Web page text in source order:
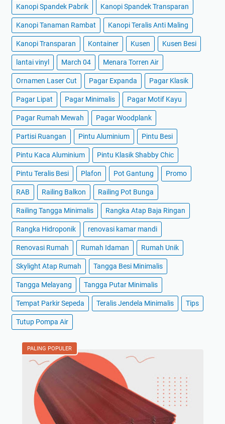
Kanopi Spandek Pabrik Kanopi Spandek Transparan
Kanopi Tanaman Rambat Kanopi Teralis Anti Maling
Kanopi Transparan Kontainer Kusen Kusen Besi
lantai vinyl March 04 Menara Torren Air
Ornamen Laser Cut Pagar Expanda Pagar Klasik
Pagar Lipat Pagar Minimalis Pagar Motif Kayu
Pagar Rumah Mewah Pagar Woodplank
Partisi Ruangan Pintu Aluminium Pintu Besi
Pintu Kaca Aluminium Pintu Klasik Shabby Chic
Pintu Teralis Besi Plafon Pot Gantung Promo
RAB Railing Balkon Railing Pot Bunga
Railing Tangga Minimalis Rangka Atap Baja Ringan
Rangka Hidroponik renovasi kamar mandi
Renovasi Rumah Rumah Idaman Rumah Unik
Skylight Atap Rumah Tangga Besi Minimalis
Tangga Melayang Tangga Putar Minimalis
Tempat Parkir Sepeda Teralis Jendela Minimalis Tips
Tutup Pompa Air
PALING POPULER